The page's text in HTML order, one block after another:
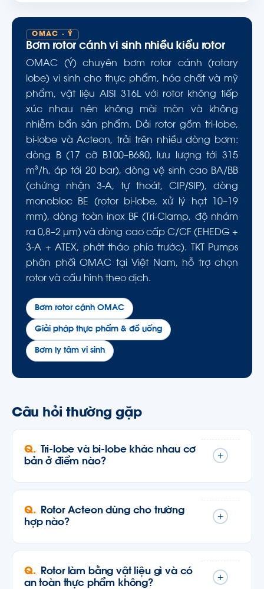
OMAC · Ý
Bơm rotor cánh vi sinh nhiều kiểu rotor
OMAC (Ý) chuyên bơm rotor cánh (rotary
lobe) vi sinh cho thực phẩm, hóa chất và mỹ
phẩm, vật liệu AISI 316L với rotor không tiếp
xúc nhau nên không mài mòn và không
nhiễm bẩn sản phẩm. Dải rotor gồm tri-lobe,
bi-lobe và Acteon, trải trên nhiều dòng bơm:
dòng B (17 cỡ B100–B680, lưu lượng tới 315
m³/h, áp tới 20 bar), dòng vệ sinh cao BA/BB
(chứng nhận 3-A, tự thoát, CIP/SIP), dòng
monobloc BE (rotor bi-lobe, xử lý hạt 10–19
mm), dòng toàn inox BF (Tri-Clamp, độ nhám
ra 0,8–2 µm) và dòng cao cấp C/CF (EHEDG +
3-A + ATEX, phớt tháo phía trước). TKT Pumps
phân phối OMAC tại Việt Nam, hỗ trợ chọn
rotor và cấu hình theo dịch.
Bơm rotor cánh OMAC
Giải pháp thực phẩm & đồ uống
Bơm ly tâm vi sinh
Câu hỏi thường gặp
Tri-lobe và bi-lobe khác nhau cơ
bản ở điểm nào?
+
Rotor Acteon dùng cho trường
hợp nào?
+
Rotor làm bằng vật liệu gì và có
an toàn thực phẩm không?
+